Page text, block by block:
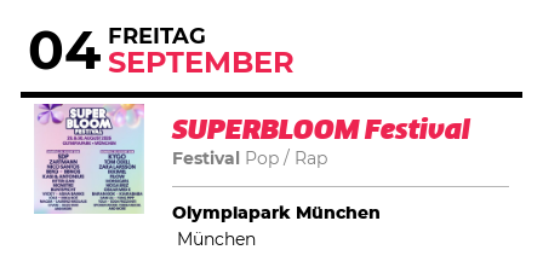
04 FREITAG
SEPTEMBER
SUPERBLOOM Festival
Festival Pop Rap
Olympiapark München
München